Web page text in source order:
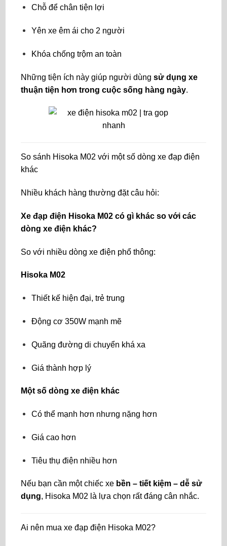
Chỗ để chân tiện lợi
Yên xe êm ái cho 2 người
Khóa chống trộm an toàn
Những tiện ích này giúp người dùng sử dụng xe
thuận tiện hơn trong cuộc sống hàng ngày.
So sánh Hisoka M02 với một số dòng xe đạp điện
khác
Nhiều khách hàng thường đặt câu hỏi:
Xe đạp điện Hisoka M02 có gì khác so với các
dòng xe điện khác?
So với nhiều dòng xe điện phổ thông:
Hisoka M02
Thiết kế hiện đại, trẻ trung
Động cơ 350W mạnh mẽ
Quãng đường di chuyển khá xa
Giá thành hợp lý
Một số dòng xe điện khác
Có thể mạnh hơn nhưng nặng hơn
Giá cao hơn
Tiêu thụ điện nhiều hơn
Nếu bạn cần một chiếc xe bền – tiết kiệm – dễ sử
dụng, Hisoka M02 là lựa chọn rất đáng cân nhắc.
Ai nên mua xe đạp điện Hisoka M02?